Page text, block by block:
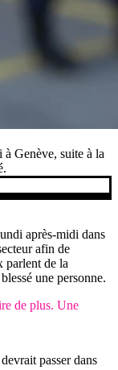
Genève, suite à la
après-midi dans
afin de
parlent de la
une personne.
de plus. Une
passer dans